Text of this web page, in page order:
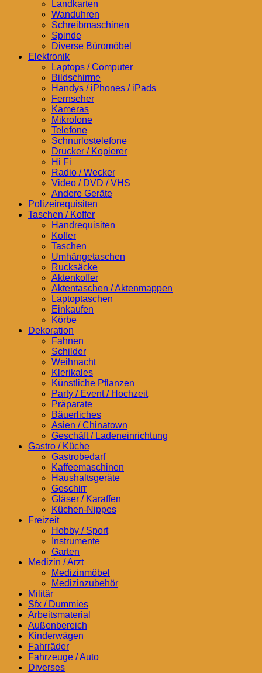
Landkarten
Wanduhren
Schreibmaschinen
Spinde
Diverse Büromöbel
Elektronik
Laptops / Computer
Bildschirme
Handys / iPhones / iPads
Fernseher
Kameras
Mikrofone
Telefone
Schnurlostelefone
Drucker / Kopierer
Hi Fi
Radio / Wecker
Video / DVD / VHS
Andere Geräte
Polizeirequisiten
Taschen / Koffer
Handrequisiten
Koffer
Taschen
Umhängetaschen
Rucksäcke
Aktenkoffer
Aktentaschen / Aktenmappen
Laptoptaschen
Einkaufen
Körbe
Dekoration
Fahnen
Schilder
Weihnacht
Klerikales
Künstliche Pflanzen
Party / Event / Hochzeit
Präparate
Bäuerliches
Asien / Chinatown
Geschäft / Ladeneinrichtung
Gastro / Küche
Gastrobedarf
Kaffeemaschinen
Haushaltsgeräte
Geschirr
Gläser / Karaffen
Küchen-Nippes
Freizeit
Hobby / Sport
Instrumente
Garten
Medizin / Arzt
Medizinmöbel
Medizinzubehör
Militär
Sfx / Dummies
Arbeitsmaterial
Außenbereich
Kinderwägen
Fahrräder
Fahrzeuge / Auto
Diverses